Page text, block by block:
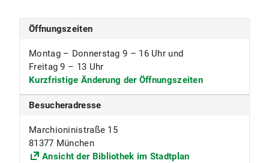
Öffnungszeiten
Montag – Donnerstag 9 – 16 Uhr und
Freitag 9 – 13 Uhr
Kurzfristige Änderung der Öffnungszeiten
Besucheradresse
Marchioninistraße 15
81377 München
Ansicht der Bibliothek im Stadtplan